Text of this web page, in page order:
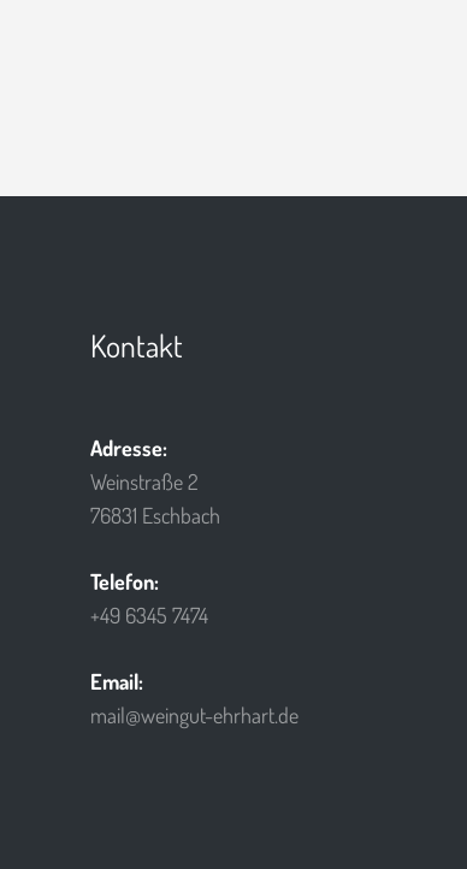
Kontakt
Adresse:
Weinstraße 2
76831 Eschbach
Telefon:
+49 6345 7474
Email:
mail@weingut-ehrhart.de